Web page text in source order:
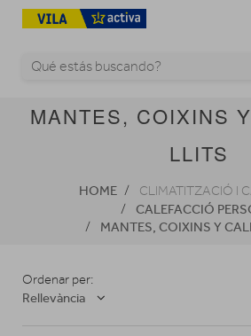
MANTES, COIXINS
LLITS
HOME CLIMATITZACIÓ I
CALEFACCIÓ
MANTES, COIXINS Y
Ordenar per:
Rellevància